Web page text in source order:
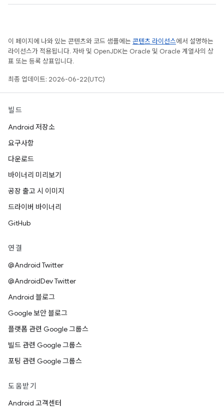
이 페이지에 나와 있는 콘텐츠와 코드 샘플에는 콘텐츠 라이선스에서 설명하는
라이선스가 적용됩니다. 자바 및 OpenJDK는 Oracle 및 Oracle 계열사의 상
표 또는 등록 상표입니다.
최종 업데이트: 2026-06-22(UTC)
빌드
Android 저장소
요구사항
다운로드
바이너리 미리보기
공장 출고 시 이미지
드라이버 바이너리
GitHub
연결
@Android Twitter
@AndroidDev Twitter
Android 블로그
Google 보안 블로그
플랫폼 관련 Google 그룹스
빌드 관련 Google 그룹스
포팅 관련 Google 그룹스
도움받기
Android 고객센터